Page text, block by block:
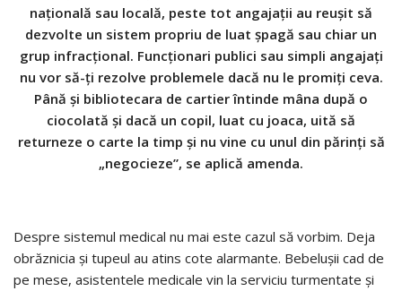
naţională sau locală, peste tot angajaţii au reuşit să
dezvolte un sistem propriu de luat şpagă sau chiar un
grup infracţional. Funcţionari publici sau simpli angajaţi
nu vor să-ţi rezolve problemele dacă nu le promiţi ceva.
Până şi bibliotecara de cartier întinde mâna după o
ciocolată şi dacă un copil, luat cu joaca, uită să
returneze o carte la timp şi nu vine cu unul din părinţi să
„negocieze”, se aplică amenda.
Despre sistemul medical nu mai este cazul să vorbim. Deja
obrăznicia şi tupeul au atins cote alarmante. Bebeluşii cad de
pe mese, asistentele medicale vin la serviciu turmentate şi